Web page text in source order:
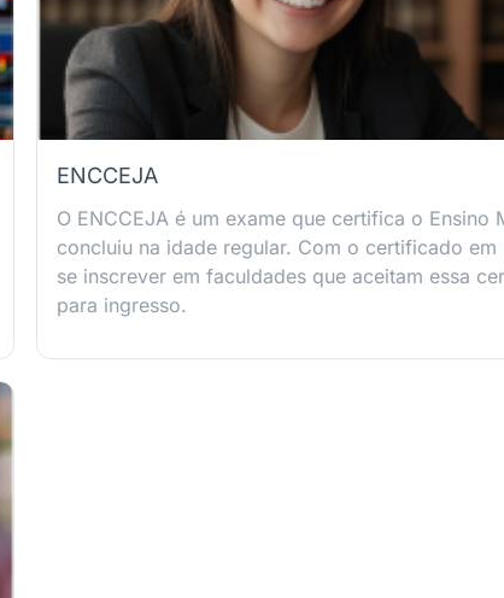
ENCCEJA
O ENCCEJA é um exame que certifica o Ensino
concluiu na idade regular. Com o certificado
se inscrever em faculdades que aceitam essa
para ingresso.